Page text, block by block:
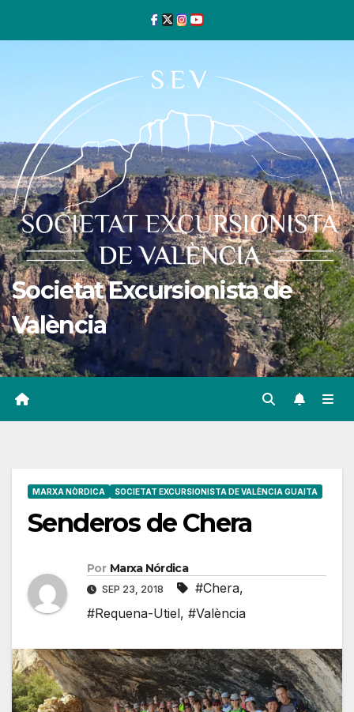
Societat Excursionista de
València
MARXA NÒRDICA SOCIETAT EXCURSIONISTA DE VALÈNCIA GUAITA
Senderos de Chera
Por Marxa Nórdica
SEP 23, 2018 #Chera,
#Requena-Utiel, #València